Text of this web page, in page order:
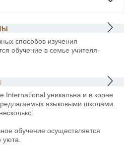
способов изучения
обучение в семье учителя-
International уникальна и в корне
языковыми школами.
обучение осуществляется